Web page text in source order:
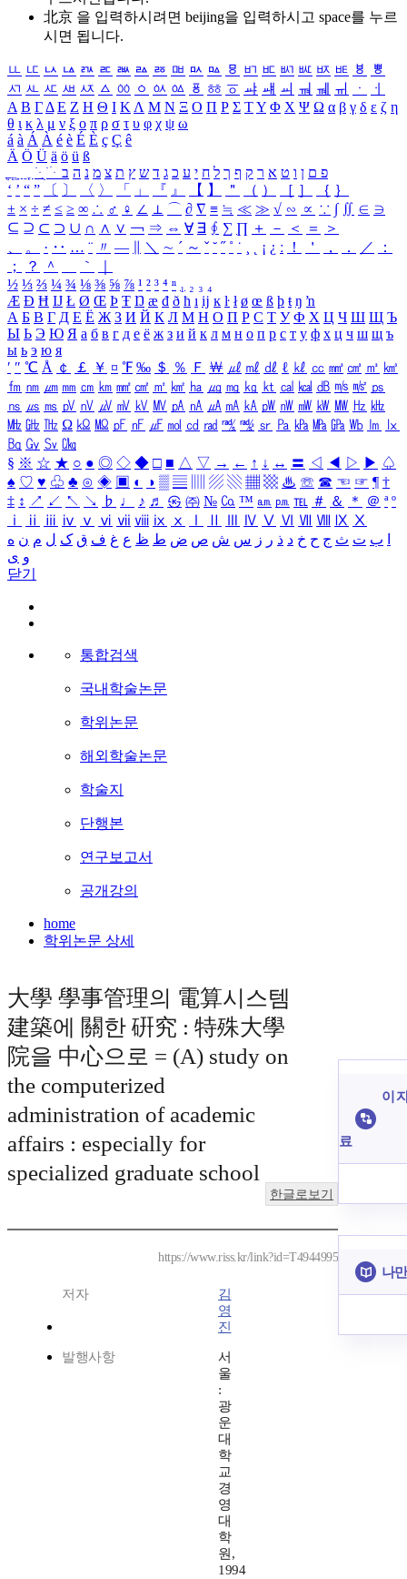
北京 을 입력하시려면 beijing을 입력하시고 space를 누르
시면 됩니다.
ㅥ ㅦ ㅧ ㅨ ㅩ ㅪ ㅫ ㅬ ㅭ ㅮ ㅯ ㅰ ㅱ ㅲ ㅳ ㅴ ㅵ ㅶ ㅷ ㅸ
ㅹ
ㅺ ㅻ ㅼ ㅽ ㅾ ㅿ ㆀ ㆁ ㆂ ㆃ ㆄ ㆅ ㆆ ㆇ ㆈ ㆉ ㆊ ㆋ ㆌ ㆍ
ㆎ
Α Β ΓΔ Ε Ζ Η Θ Ι ΚΛ Μ Ν Ξ Ο Π Ρ Σ ΤΥ Φ Χ Ψ Ω α β γ δ ε ζ η
θ ι κ λ μ ν ξ ο π ρ σ τ υ φ χ ψ ω
á à Á À é è É È ç Ç ê
Ä Ö Ü ä ö ü ß
ִֶֹ ֻּ ׁׂ פ ם ן ו ט א ר ק ף ך ל ח י ע כ ג ד ש ץ ת צ מ נ ה ב
‘ ’ “ ” 〔 〕 〈 〉 「 」 『 』 【 】 ＂ （ ） ［ ］ ｛ ｝
± × ÷ ≠ ≤ ≥ ∞ ∴ ♂ ♀ ∠ ⊥ ⌒ ∂ ∇ ≡ ≒ ≪ ≫ √ ∽ ∝ ∵ ∫ ∬ ∈ ∋
⊆ ⊇ ⊂ ⊃ ∪ ∩ ∧ ∨ ￢ ⇒ ⇔ ∀ ∃ ∮ ∑ ∏ ＋ － ＜ ＝
＞
、
。 · ‥ … ¨ 〃 ― ＼ ∼ ´ ～ ˇ ˘ ˝ ˚ ˙ ¸ ¡ ¿ ː ！ ＇ ， ． ／
：
；
？ ＾ ｀
½ ⅓ ⅔ ¼ ¾ ⅛ ⅜ ⅝ ⅞ ¹ ² ³ ⁴ ⁿ ₁ ₂ ₃ ₄
Æ Ð Ħ Ĳ Ł Ø Œ Þ Ŧ Ŋ æ đ ð ħ ı ĳ ĸ ŀ ł ø œ ß þ ŧ ŋ ŉ
А Б В Г Д Е Ё Ж З И Й К Л М Н О П Р С Т У Ф Х Ц Ч Ш Щ Ъ
Ы Ь Э Ю Я а б в г д е ё ж з и й к л м н о п р с т у ф х ц ч ш щ ъ
ы ь э ю я
′ ″ ℃ Å ￠ ￡ ￥ ¤ ℉ ‰ ＄ ％ Ｆ ￦ ㎕ ㎖ ㎗ ℓ ㎘ ㏄ ㎣ ㎤ ㎥ ㎦
㎙ ㎚ ㎛ ㎜ ㎝ ㎞ ㎟ ㎠ ㎡ ㎢ ㏊ ㎍ ㎎ ㎏ ㏏ ㎈ ㎉ ㏈ ㎧ ㎨ ㎰
㎱ ㎲ ㎳ ㎴ ㎵ ㎶ ㎷ ㎸ ㎹ ㎀ ㎁ ㎂ ㎃ ㎄ ㎺ ㎻ ㎽ ㎾ ㎿ ㎐ ㎑
㎒ ㎓ ㎔ Ω ㏀ ㏁ ㎊ ㎋ ㎌ ㏖ ㏅ ㎭ ㎮ ㎯ ㏛ ㎩ ㎪ ㎫ ㎬ ㏝ ㏐
㏓
㏃ ㏉ ㏜ ㏆
§ ※ ☆ ★ ○ ● ◎ ◇ ◆ □ ■ △ ▽ → ← ↑ ↓ ↔ 〓 ◁ ◀ ▷ ▶ ♤
♠ ♡ ♥ ♧ ♣ ⊙ ◈ ▣ ◐ ◑ ▒ ▤ ▨ ▧ ▦ ▩ ♨ ☏ ☎ ☜ ☞ ¶ †
‡ ↕ ↗ ↙ ↖ ↘ ♭ ♩ ♪ ♬ ㉿ ㈜ № ㏇ ™ ㏂ ㏘ ℡ ＃ ＆ ＊ ＠ ª º
ⅰ
ⅱ ⅲ ⅳ ⅴ ⅵ ⅶ ⅷ ⅸ ⅹ Ⅳ Ⅴ Ⅵ Ⅶ Ⅷ Ⅸ Ⅹ
ب ت ث ج ح خ د ذ ر ز س ش ص ض ط ظ ع غ ف ق ک ل م ن ه
و ی
닫기
통합검색
국내학술논문
학위논문
해외학술논문
학술지
단행본
연구보고서
공개강의
home
학위논문 상세
大學 學事管理의 電算시스템
建築에 關한 硏究 : 特殊大學
院을 中心으로 = (A) study on
the computerized
administration of academic
affairs : especially for
specialized graduate school
한글로보기
https://www.riss.kr/link?id=T4944995
저자
김
영
진
발행사항
서
울
:
광
운
대
학
교
경
영
대
학
원,
1994
이
료
나